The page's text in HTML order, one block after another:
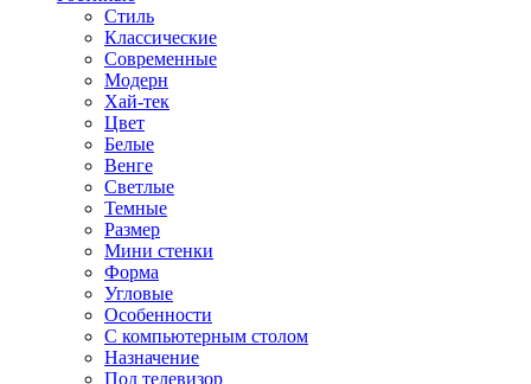
Стиль
Классические
Современные
Модерн
Хай-тек
Цвет
Белые
Венге
Светлые
Темные
Размер
Мини стенки
Форма
Угловые
Особенности
С компьютерным столом
Назначение
Под телевизор